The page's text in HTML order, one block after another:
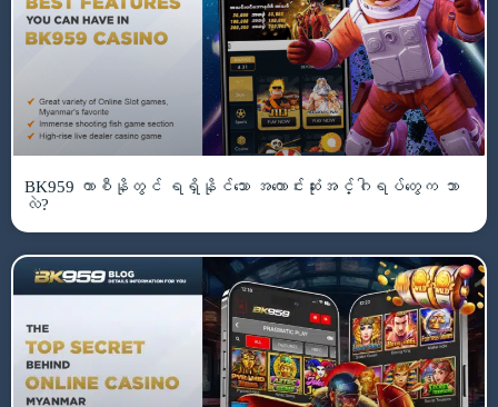
BK959 ကာစီနိုတွင် ရရှိနိုင်သော အကောင်းဆုံးအင်္ဂါရပ်တွေက ဘာ
လဲ?